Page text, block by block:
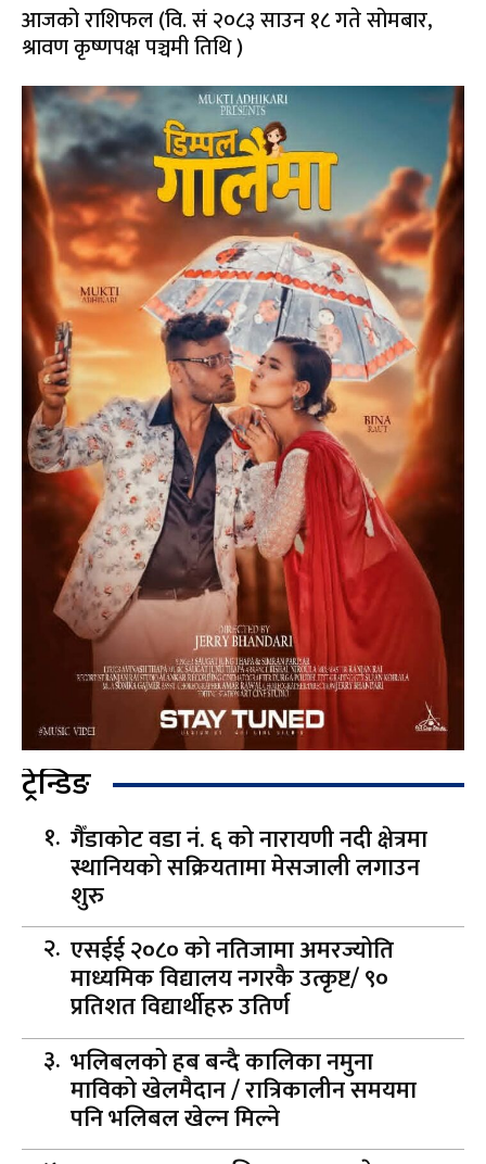
आजको राशिफल (वि. सं २०८३ साउन १८ गते सोमबार,
श्रावण कृष्णपक्ष पञ्चमी तिथि )
ट्रेन्डिङ
गैँडाकोट वडा नं. ६ को नारायणी नदी क्षेत्रमा
स्थानियको सक्रियतामा मेसजाली लगाउन
शुरु
एसईई २०८० को नतिजामा अमरज्योति
माध्यमिक विद्यालय नगरकै उत्कृष्ट/ ९०
प्रतिशत विद्यार्थीहरु उतिर्ण
भलिबलको हब बन्दै कालिका नमुना
माविको खेलमैदान / रात्रिकालीन समयमा
पनि भलिबल खेल्न मिल्ने